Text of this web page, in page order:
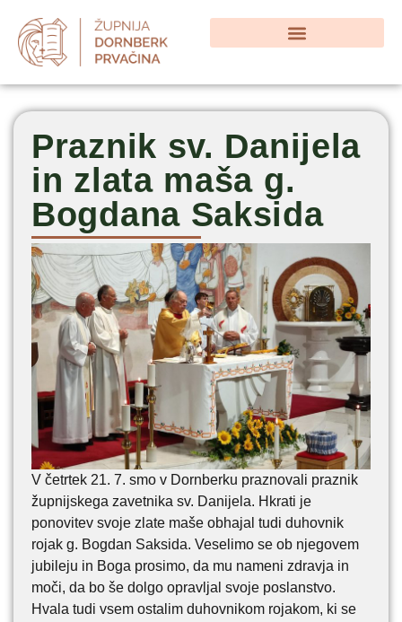
Praznik sv. Danijela
in zlata maša g.
Bogdana Saksida
V četrtek 21. 7. smo v Dornberku praznovali praznik
župnijskega zavetnika sv. Danijela. Hkrati je
ponovitev svoje zlate maše obhajal tudi duhovnik
rojak g. Bogdan Saksida. Veselimo se ob njegovem
jubileju in Boga prosimo, da mu nameni zdravja in
moči, da bo še dolgo opravljal svoje poslanstvo.
Hvala tudi vsem ostalim duhovnikom rojakom, ki se